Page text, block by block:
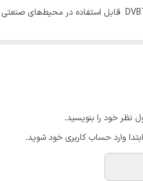
دیجیتال آنتن داخلی با رنج فرکانسی ۸۶۰ -
کور و زیرزمین دارای گیرندگی تا فاصله‌ی ۴۵
نظر خود را بنویسید.
وارد حساب کاربری خود شوید.